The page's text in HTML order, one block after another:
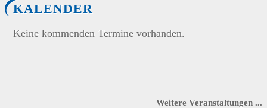
KALENDER
Keine kommenden Termine vorhanden.
Weitere Veranstaltungen ...